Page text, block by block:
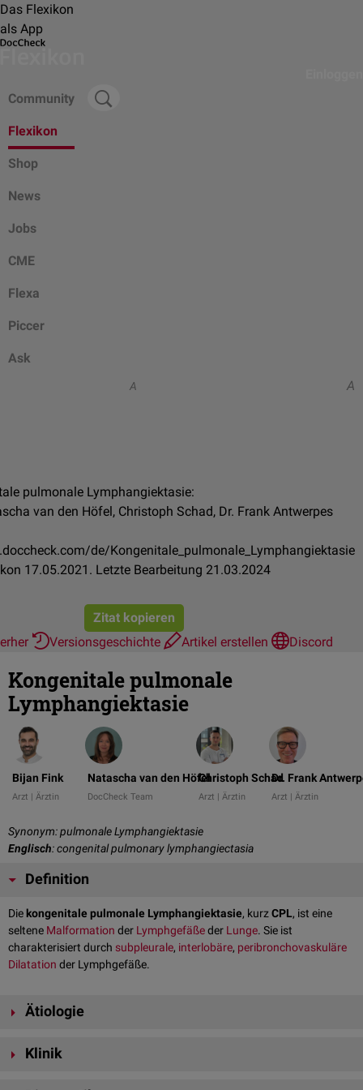
Das Flexikon
als App
Community
Flexikon
Shop
News
Jobs
CME
Flexa
Piccer
Ask
A A
pulmonale Lymphangiektasie:
van den Höfel, Christoph Schad, Dr. Frank Antwerpes
de/Kongenitale_pulmonale_Lymphangiektasie
17.05.2021. Letzte Bearbeitung 21.03.2024
Zitat kopieren
Versionsgeschichte Artikel erstellen Discord
Kongenitale pulmonale
Lymphangiektasie
Bijan Fink
Arzt | Ärztin
Natascha van den Höfel
DocCheck Team
Christoph Schad
Arzt | Ärztin
Dr. Frank
Arzt | Ärztin
Synonym: pulmonale Lymphangiektasie
Englisch: congenital pulmonary lymphangiectasia
Definition
Die kongenitale pulmonale Lymphangiektasie, kurzCPL, ist eine
seltene Malformation der Lymphgefäßeder Lunge. Sie ist
charakterisiert durch subpleurale, interlobäre, peribronchovaskuläre
Dilatation der Lymphgefäße.
Ätiologie
Primäre CPL
Klinik